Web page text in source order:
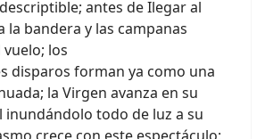
antes de Ilegar al
la bandera y las campanas
los
disparos forman ya como una
la Virgen avanza en su
todo de luz a su